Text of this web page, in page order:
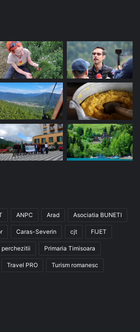
ANPC Arad Asociatia BUNETI
Caras-Severin cjt FIJET
perchezitii Primaria Timisoara
Travel PRO Turism romanesc